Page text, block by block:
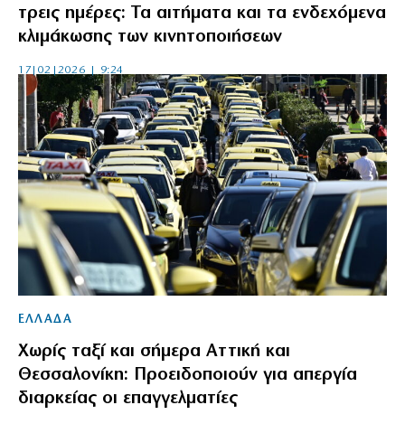
τρεις ημέρες: Τα αιτήματα και τα ενδεχόμενα
κλιμάκωσης των κινητοποιήσεων
17|02|2026 | 9:24
ΕΛΛΑΔΑ
Χωρίς ταξί και σήμερα Αττική και
Θεσσαλονίκη: Προειδοποιούν για απεργία
διαρκείας οι επαγγελματίες